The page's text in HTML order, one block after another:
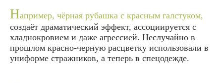
Например, чёрная рубашка с красным галстуком,
создаёт драматический эффект, ассоциируется с
хладнокровием и даже агрессией. Неслучайно в
прошлом красно-черную расцветку использовали в
униформе стражников, а теперь в спецодежде.